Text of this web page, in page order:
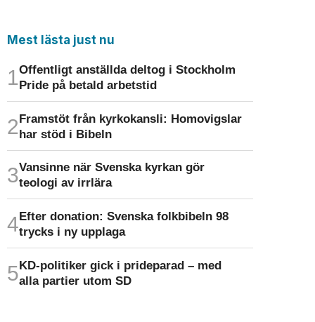
Mest lästa just nu
Offentligt anställda deltog i Stockholm
Pride på betald arbetstid
Framstöt från kyrkokansli: Homo­vigslar
har stöd i Bibeln
Vansinne när Svenska kyrkan gör
teologi av irrlära
Efter donation: Svenska folkbibeln 98
trycks i ny upplaga
KD-politiker gick i prideparad – med
alla partier utom SD